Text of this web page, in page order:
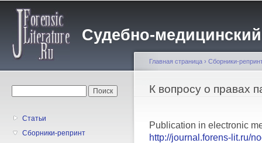
Судебно-
Статьи
Сборники-репринт
Вы здесь
Главная страница › Сборники-
К вопросу о правах
Publication in electronic
http://journal.forens-lit.ru/